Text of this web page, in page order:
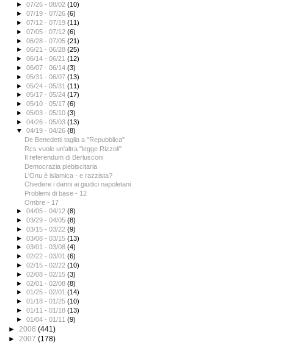
►07/26 - 08/02(10)
►07/19 - 07/26(6)
►07/12 - 07/19(11)
►07/05 - 07/12(6)
►06/28 - 07/05(21)
►06/21 - 06/28(25)
►06/14 - 06/21(12)
►06/07 - 06/14(3)
►05/31 - 06/07(13)
►05/24 - 05/31(11)
►05/17 - 05/24(17)
►05/10 - 05/17(6)
►05/03 - 05/10(3)
►04/26 - 05/03(13)
▼04/19 - 04/26(8)
De Benedetti taglia a "Repubblica"
Rcs vuole un'altra "legge Rizzoli"
Il referendum di Berlusconi
Democrazia plebiscitaria
L'Onu è islamica - e razzista?
Chiedere i danni ai giudici napoletani
Problemi di base - 12
Ombre - 17
►04/05 - 04/12(8)
►03/29 - 04/05(8)
►03/15 - 03/22(9)
►03/08 - 03/15(13)
►03/01 - 03/08(4)
►02/22 - 03/01(6)
►02/15 - 02/22(10)
►02/08 - 02/15(3)
►02/01 - 02/08(8)
►01/25 - 02/01(14)
►01/18 - 01/25(10)
►01/11 - 01/18(13)
►01/04 - 01/11(9)
► 2008 (441)
► 2007 (178)